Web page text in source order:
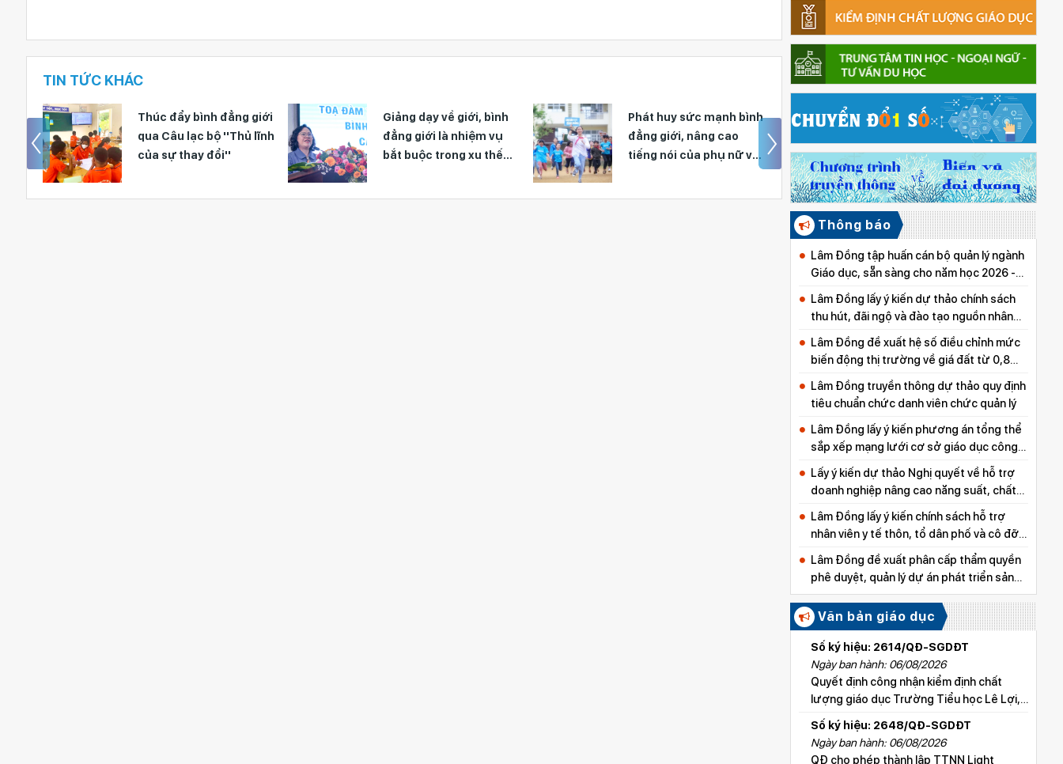
TIN TỨC KHÁC
Thúc đẩy bình đẳng giới
qua Câu lạc bộ ''Thủ lĩnh
của sự thay đổi''
Giảng dạy về giới, bình
đẳng giới là nhiệm vụ
bắt buộc trong xu thế
Phát huy sức mạnh bình
đẳng giới, nâng cao
tiếng nói của phụ nữ và
Ban Chỉ đạo công tác
gia đình tỉnh Lâm Đồng
hướng đến Ngày Gia
đình Việt Nam 28/6
Thông báo
Lâm Đồng tập huấn cán bộ quản lý ngành
Giáo dục, sẵn sàng cho năm học 2026 -
Lâm Đồng lấy ý kiến dự thảo chính sách
thu hút, đãi ngộ và đào tạo nguồn nhân
lực y tế
Lâm Đồng đề xuất hệ số điều chỉnh mức
biến động thị trường về giá đất từ 0,8
đến 5,0
Lâm Đồng truyền thông dự thảo quy định
tiêu chuẩn chức danh viên chức quản lý
Lâm Đồng lấy ý kiến phương án tổng thể
sắp xếp mạng lưới cơ sở giáo dục công
lập
Lấy ý kiến dự thảo Nghị quyết về hỗ trợ
doanh nghiệp nâng cao năng suất, chất
lượng sản phẩm
Lâm Đồng lấy ý kiến chính sách hỗ trợ
nhân viên y tế thôn, tổ dân phố và cô đỡ
thôn, bản
Lâm Đồng đề xuất phân cấp thẩm quyền
phê duyệt, quản lý dự án phát triển sản
xuất thuộc các chương trình mục tiêu
quốc gia
Văn bản giáo dục
Số ký hiệu: 2614/QĐ-SGDĐT
Ngày ban hành: 06/08/2026
Quyết định công nhận kiểm định chất
lượng giáo dục Trường Tiểu học Lê Lợi,
xã Hoài Đức
Số ký hiệu: 2648/QĐ-SGDĐT
Ngày ban hành: 06/08/2026
QĐ cho phép thành lập TTNN Light